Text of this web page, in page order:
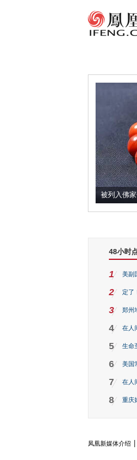
被列入佛
48小时
1 美副
2 定了
3 郑州
4 在人
5 生命
6 美国
7 在人
8 重庆
凤凰新媒体介绍